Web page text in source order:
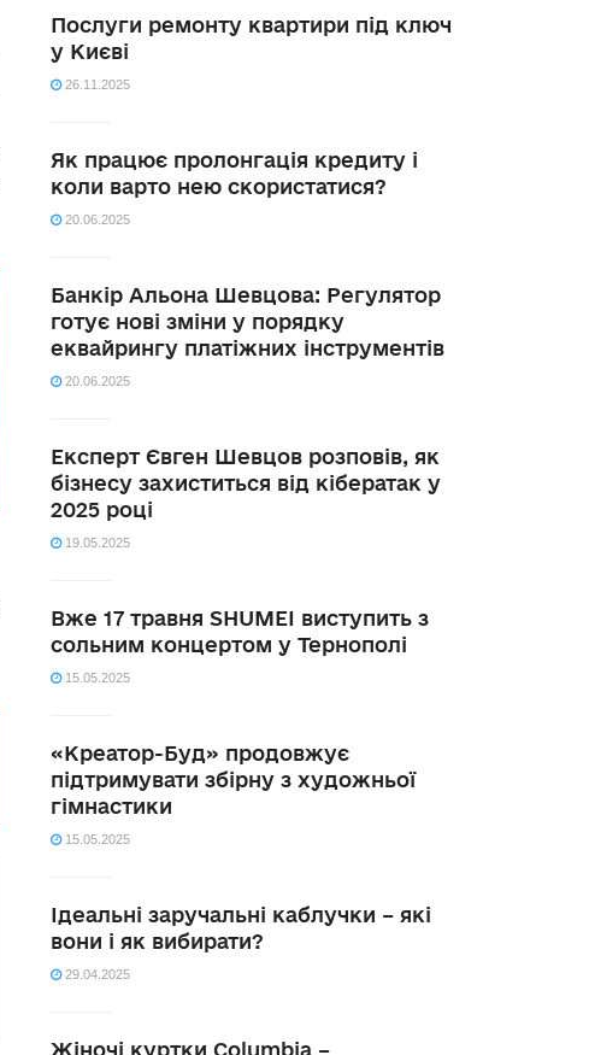
Послуги ремонту квартири під ключ
у Києві
26.11.2025
Як працює пролонгація кредиту і
коли варто нею скористатися?
20.06.2025
Банкір Альона Шевцова: Регулятор
готує нові зміни у порядку
еквайрингу платіжних інструментів
20.06.2025
Експерт Євген Шевцов розповів, як
бізнесу захиститься від кібератак у
2025 році
19.05.2025
Вже 17 травня SHUMEI виступить з
сольним концертом у Тернополі
15.05.2025
«Креатор-Буд» продовжує
підтримувати збірну з художньої
гімнастики
15.05.2025
Ідеальні заручальні каблучки – які
вони і як вибирати?
29.04.2025
Жіночі куртки Columbia –